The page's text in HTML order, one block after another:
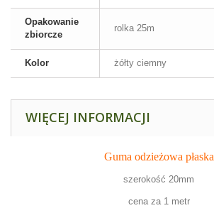
Opakowanie
zbiorcze
rolka 25m
Kolor żółty ciemny
WIĘCEJ INFORMACJI
Guma odzieżowa płaska
szerokość 20mm
cena za 1 metr